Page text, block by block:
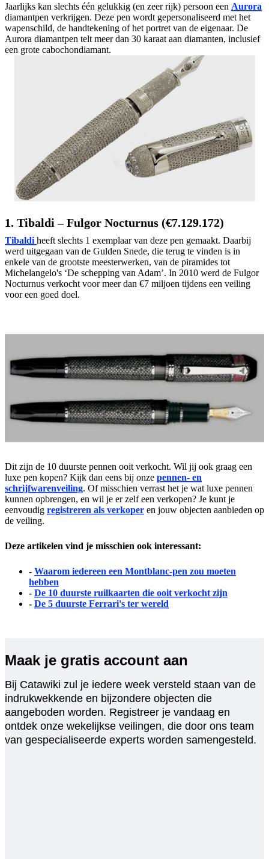
Jaarlijks kan slechts één gelukkig (en zeer rijk) persoon een Aurora
diamantpen verkrijgen. Deze pen wordt gepersonaliseerd met het
wapenschild, de handtekening of het portret van de eigenaar. De
Aurora diamantpen telt meer dan 30 karaat aan diamanten, inclusief
een grote cabochondiamant.
1. Tibaldi – Fulgor Nocturnus (€7.129.172)
Tibaldi heeft slechts 1 exemplaar van deze pen gemaakt. Daarbij
werd uitgegaan van de Gulden Snede, die terug te vinden is in
enkele van de grootste meesterwerken, van de piramides tot
Michelangelo's ‘De schepping van Adam’. In 2010 werd de Fulgor
Nocturnus verkocht voor meer dan €7 miljoen tijdens een veiling
voor een goed doel.
Dit zijn de 10 duurste pennen ooit verkocht. Wil jij ook graag een
luxe pen kopen? Kijk dan eens bij onze pennen- en
schrijfwarenveiling. Of misschien verrast het je wat luxe pennen
kunnen opbrengen, en wil je er zelf een verkopen? Je kunt je
eenvoudig registreren als verkoper en jouw objecten aanbieden op
de veiling.
Deze artikelen vind je misschien ook interessant:
- Waarom iedereen een Montblanc-pen zou moeten
hebben
- De 10 duurste ruilkaarten die ooit verkocht zijn
- De 5 duurste Ferrari's ter wereld
Maak je gratis account aan
Bij Catawiki zul je iedere week versteld staan van de
indrukwekkende en bijzondere objecten die
aangeboden worden. Registreer je vandaag en
ontdek onze wekelijkse veilingen, die door ons team
van gespecialiseerde experts worden samengesteld.